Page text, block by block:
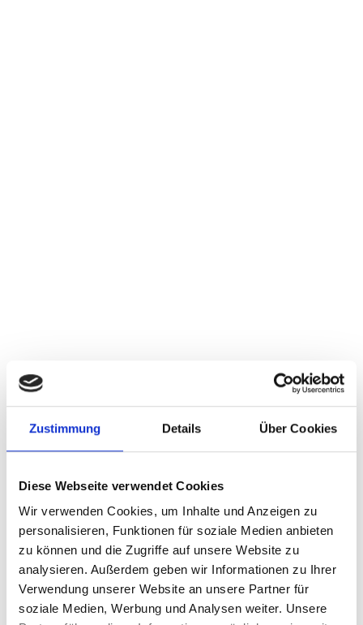
Zustimmung Details Über Cookies
Diese Webseite verwendet Cookies
Wir verwenden Cookies, um Inhalte und Anzeigen zu
personalisieren, Funktionen für soziale Medien anbieten
zu können und die Zugriffe auf unsere Website zu
analysieren. Außerdem geben wir Informationen zu Ihrer
Verwendung unserer Website an unsere Partner für
soziale Medien, Werbung und Analysen weiter. Unsere